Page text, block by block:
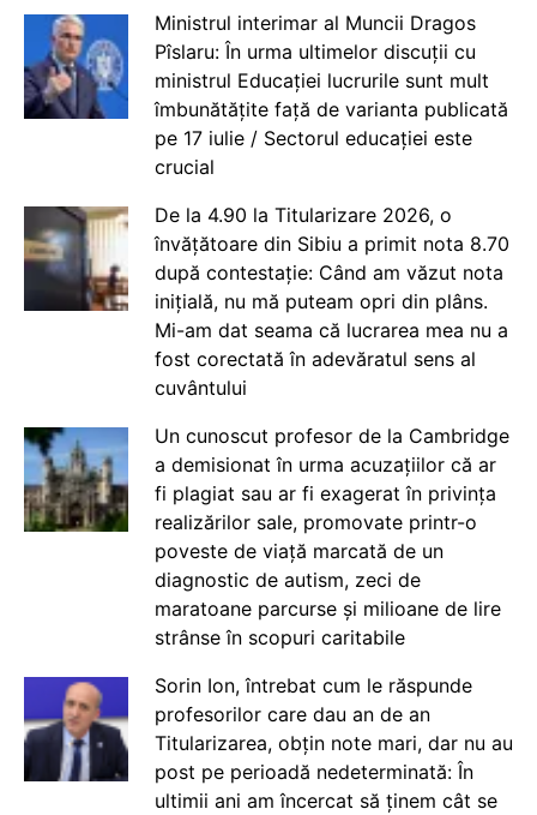
Ministrul interimar al Muncii Dragos
Pîslaru: În urma ultimelor discuții cu
ministrul Educației lucrurile sunt mult
îmbunătățite față de varianta publicată
pe 17 iulie / Sectorul educației este
crucial
De la 4.90 la Titularizare 2026, o
învățătoare din Sibiu a primit nota 8.70
după contestație: Când am văzut nota
inițială, nu mă puteam opri din plâns.
Mi-am dat seama că lucrarea mea nu a
fost corectată în adevăratul sens al
cuvântului
Un cunoscut profesor de la Cambridge
a demisionat în urma acuzațiilor că ar
fi plagiat sau ar fi exagerat în privința
realizărilor sale, promovate printr-o
poveste de viață marcată de un
diagnostic de autism, zeci de
maratoane parcurse și milioane de lire
strânse în scopuri caritabile
Sorin Ion, întrebat cum le răspunde
profesorilor care dau an de an
Titularizarea, obțin note mari, dar nu au
post pe perioadă nedeterminată: În
ultimii ani am încercat să ținem cât se